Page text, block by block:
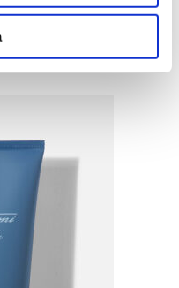
EAU DE